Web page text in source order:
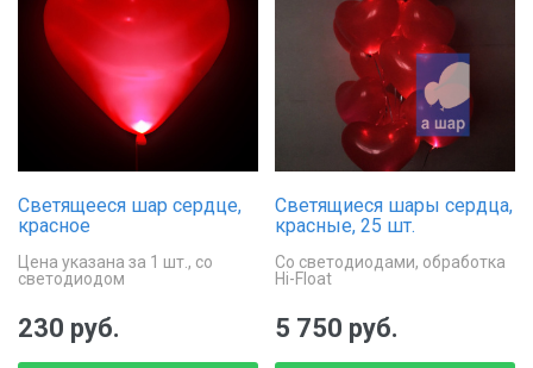
Светящееся шар сердце,
красное
Цена указана за 1 шт., со
светодиодом
230 руб.
Светящиеся шары сердца,
красные, 25 шт.
Со светодиодами, обработка
Hi-Float
5 750 руб.